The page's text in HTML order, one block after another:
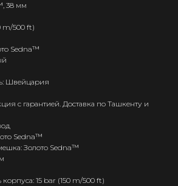
38 мм
m/500 ft)
Sedna™
Швейцария
с гарантией. Доставка по Ташкенту и
Sedna™
Золото Sedna™
15 bar (150 m/500 ft)